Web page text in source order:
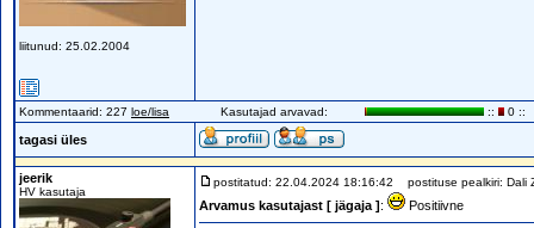
liitunud: 25.02.2004
Kommentaarid: 227 loe/lisa Kasutajad arvavad: :: 0 ::
tagasi üles
jeerik
HV kasutaja
postitatud: 22.04.2024 18:16:42 postituse pealkiri: Dali
Arvamus kasutajast [ jägaja ]: Positiivne